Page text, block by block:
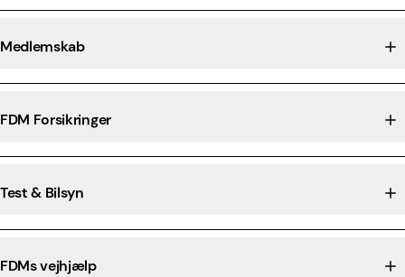
Medlemskab
FDM Forsikringer
Test & Bilsyn
FDMs vejhjælp